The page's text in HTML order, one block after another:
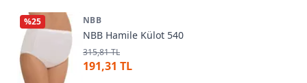
%25 NBB
NBB Hamile Külot 540
315,81 TL
191,31 TL